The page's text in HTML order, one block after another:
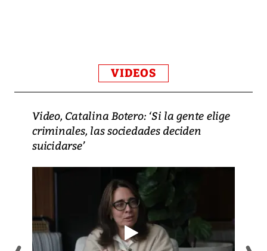
VIDEOS
Video, Catalina Botero: ‘Si la gente elige
criminales, las sociedades deciden
suicidarse’